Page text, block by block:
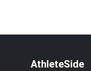
AthleteSide